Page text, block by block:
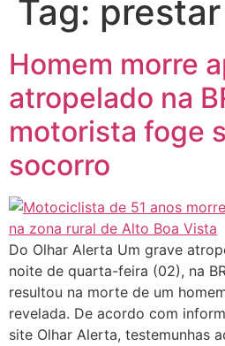
Tag: prestar
Homem morre
atropelado na
motorista foge
socorro
Do Olhar Alerta Um grave
noite de quarta-feira (02), na
resultou na morte de um
revelada. De acordo com
site Olhar Alerta, testemunhas